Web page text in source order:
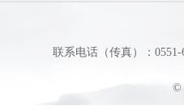
联系电话（传真）：0551-
©